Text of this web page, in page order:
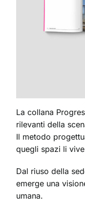
La collana
rilevanti della
Il metodo
quegli spazi li
Dal riuso della
emerge una
umana.